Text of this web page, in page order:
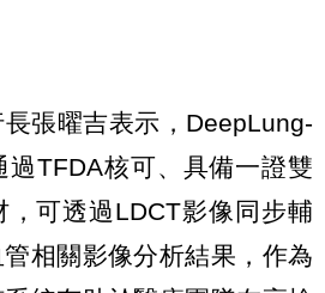
張曜吉表示，DeepLung-
過TFDA核可、具備一證雙
可透過LDCT影像同步輔
相關影像分析結果，作為